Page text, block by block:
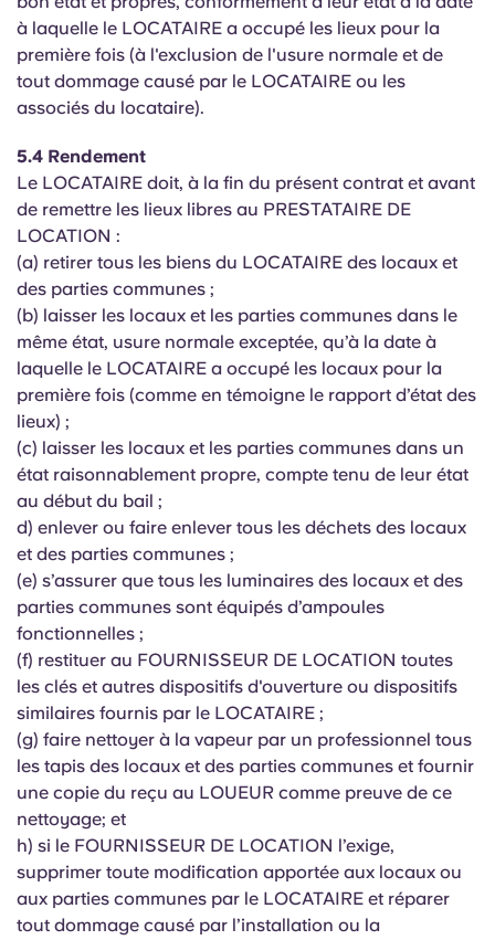
à laquelle le LOCATAIRE a occupé les lieux pour la
première fois (à l'exclusion de l'usure normale et de
tout dommage causé par le LOCATAIRE ou les
associés du locataire).
5.4 Rendement
Le LOCATAIRE doit, à la fin du présent contrat et avant
de remettre les lieux libres au PRESTATAIRE DE
LOCATION :
(a) retirer tous les biens du LOCATAIRE des locaux et
des parties communes ;
(b) laisser les locaux et les parties communes dans le
même état, usure normale exceptée, qu’à la date à
laquelle le LOCATAIRE a occupé les locaux pour la
première fois (comme en témoigne le rapport d’état des
lieux) ;
(c) laisser les locaux et les parties communes dans un
état raisonnablement propre, compte tenu de leur état
au début du bail ;
d) enlever ou faire enlever tous les déchets des locaux
et des parties communes ;
(e) s’assurer que tous les luminaires des locaux et des
parties communes sont équipés d’ampoules
fonctionnelles ;
(f) restituer au FOURNISSEUR DE LOCATION toutes
les clés et autres dispositifs d'ouverture ou dispositifs
similaires fournis par le LOCATAIRE ;
(g) faire nettoyer à la vapeur par un professionnel tous
les tapis des locaux et des parties communes et fournir
une copie du reçu au LOUEUR comme preuve de ce
nettoyage; et
h) si le FOURNISSEUR DE LOCATION l’exige,
supprimer toute modification apportée aux locaux ou
aux parties communes par le LOCATAIRE et réparer
tout dommage causé par l’installation ou la